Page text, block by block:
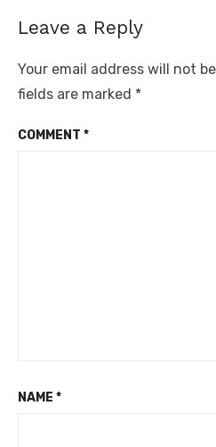
Leave a Reply
Your email address will not
fields are marked *
COMMENT *
NAME *